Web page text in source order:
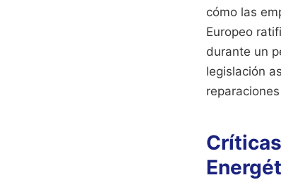
cómo las
Europeo
durante un
legislación